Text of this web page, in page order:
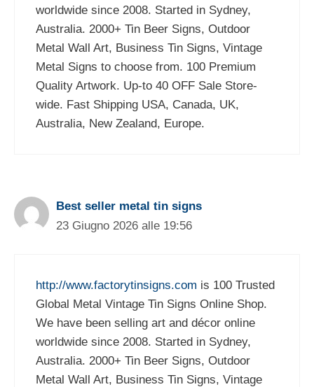
worldwide since 2008. Started in Sydney,
Australia. 2000+ Tin Beer Signs, Outdoor
Metal Wall Art, Business Tin Signs, Vintage
Metal Signs to choose from. 100 Premium
Quality Artwork. Up-to 40 OFF Sale Store-
wide. Fast Shipping USA, Canada, UK,
Australia, New Zealand, Europe.
Best seller metal tin signs
23 Giugno 2026 alle 19:56
http://www.factorytinsigns.com is 100 Trusted
Global Metal Vintage Tin Signs Online Shop.
We have been selling art and décor online
worldwide since 2008. Started in Sydney,
Australia. 2000+ Tin Beer Signs, Outdoor
Metal Wall Art, Business Tin Signs, Vintage